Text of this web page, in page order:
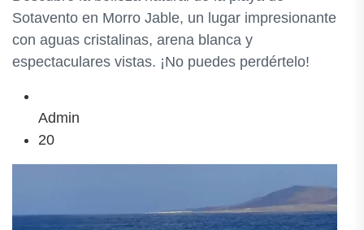
Sotavento en Morro Jable, un lugar impresionante
con aguas cristalinas, arena blanca y
espectaculares vistas. ¡No puedes perdértelo!
Admin
20